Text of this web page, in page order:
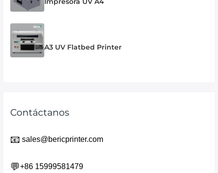
A3 UV Flatbed Printer
Contáctanos
📧 sales@bericprinter.com
💬+86 15999581479